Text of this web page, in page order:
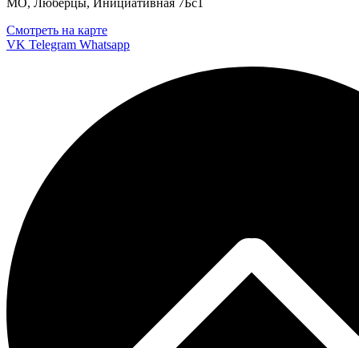
МО, Люберцы, Инициативная 7Бс1
Смотреть на карте
VK Telegram Whatsapp